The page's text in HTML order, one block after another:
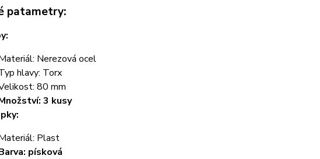
patametry:
Nerezová ocel
hlavy: Torx
80 mm
3 kusy
Plast
písková